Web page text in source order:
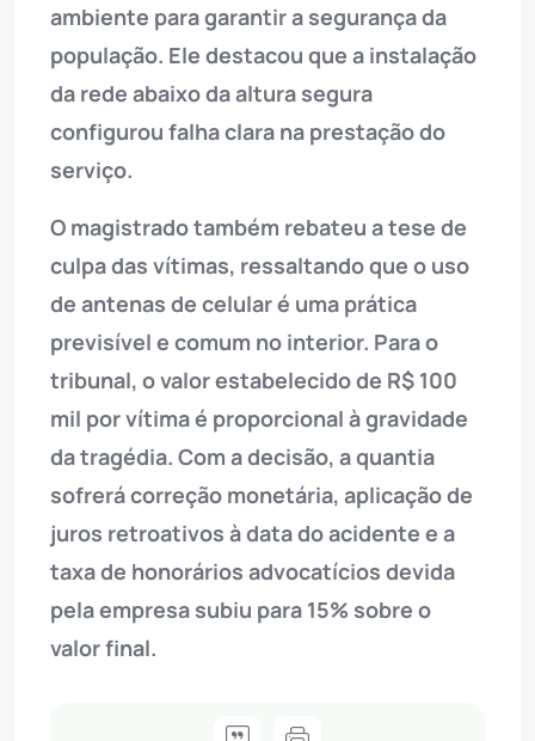
ambiente para garantir a segurança da
população. Ele destacou que a instalação
da rede abaixo da altura segura
configurou falha clara na prestação do
serviço.
O magistrado também rebateu a tese de
culpa das vítimas, ressaltando que o uso
de antenas de celular é uma prática
previsível e comum no interior. Para o
tribunal, o valor estabelecido de R$ 100
mil por vítima é proporcional à gravidade
da tragédia. Com a decisão, a quantia
sofrerá correção monetária, aplicação de
juros retroativos à data do acidente e a
taxa de honorários advocatícios devida
pela empresa subiu para 15% sobre o
valor final.